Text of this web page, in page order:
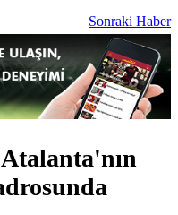
Sonraki Haber